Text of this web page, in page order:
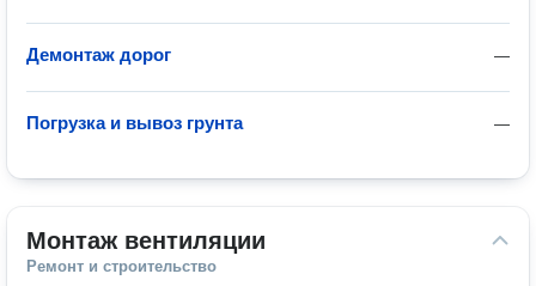
—
Демонтаж дорог
—
Погрузка и вывоз грунта
Монтаж вентиляции
Ремонт и строительство